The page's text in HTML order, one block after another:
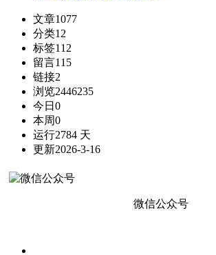
文章1077
分类12
标签112
留言115
链接2
浏览2446235
今日 0
本周0
运行2784 天
更新2026-3-16
微信公众号